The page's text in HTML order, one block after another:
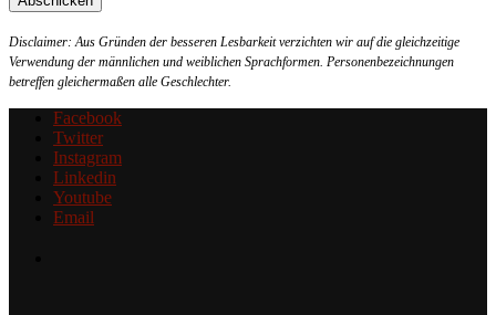
Disclaimer: Aus Gründen der besseren Lesbarkeit verzichten wir auf die gleichzeitige
Verwendung der männlichen und weiblichen Sprachformen. Personenbezeichnungen
betreffen gleichermaßen alle Geschlechter.
Facebook
Twitter
Instagram
Linkedin
Youtube
Email